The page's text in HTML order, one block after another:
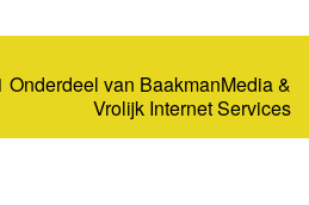
Onderdeel van BaakmanMedia&
Vrolijk Internet Services